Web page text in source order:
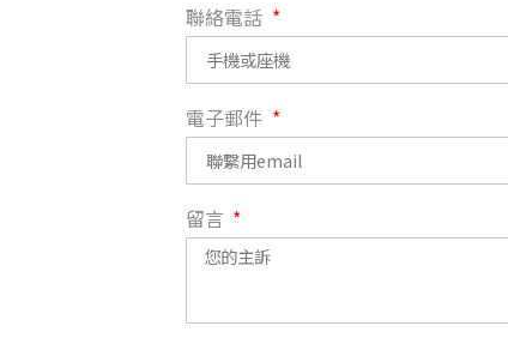
聯絡電話
電子郵件
留言